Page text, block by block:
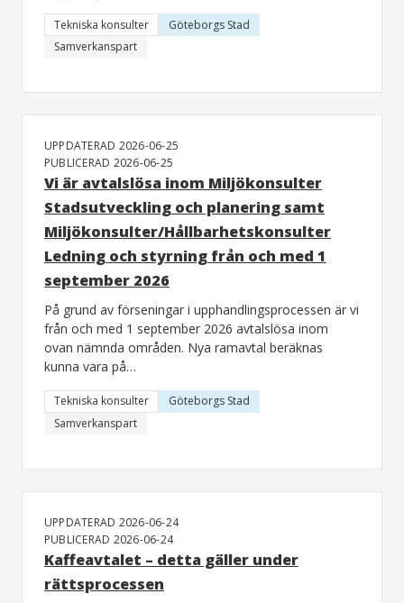
Tekniska konsulter
Göteborgs Stad
Samverkanspart
UPPDATERAD 2026-06-25
PUBLICERAD 2026-06-25
Vi är avtalslösa inom Miljökonsulter
Stadsutveckling och planering samt
Miljökonsulter/Hållbarhetskonsulter
Ledning och styrning från och med 1
september 2026
På grund av förseningar i upphandlingsprocessen är vi
från och med 1 september 2026 avtalslösa inom
ovan nämnda områden. Nya ramavtal beräknas
kunna vara på…
Tekniska konsulter
Göteborgs Stad
Samverkanspart
UPPDATERAD 2026-06-24
PUBLICERAD 2026-06-24
Kaffeavtalet – detta gäller under
rättsprocessen